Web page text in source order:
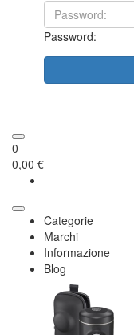
Password:
0
0,00 €
Categorie
Marchi
Informazione
Blog